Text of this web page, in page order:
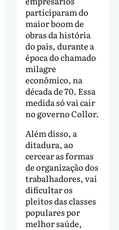
participaram do
maior boom de
obras da história
do país, durante a
época do chamado
milagre
econômico, na
década de 70. Essa
medida só vai cair
no governo Collor.
Além disso, a
ditadura, ao
cercear as formas
de organização dos
trabalhadores, vai
dificultar os
pleitos das classes
populares por
melhor saúde,